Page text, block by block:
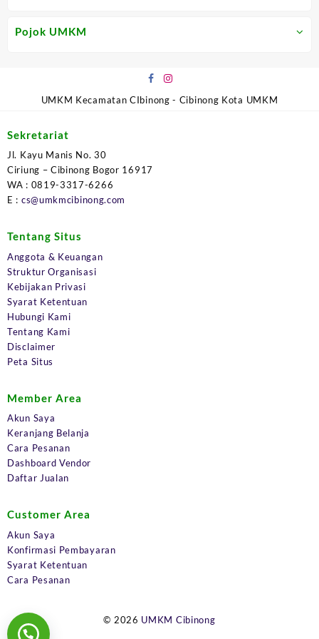
Pojok UMKM
UMKM Kecamatan CIbinong - Cibinong Kota UMKM
Sekretariat
Jl. Kayu Manis No. 30
Ciriung – Cibinong Bogor 16917
WA : 0819-3317-6266
E : cs@umkmcibinong.com
Tentang Situs
Anggota & Keuangan
Struktur Organisasi
Kebijakan Privasi
Syarat Ketentuan
Hubungi Kami
Tentang Kami
Disclaimer
Peta Situs
Member Area
Akun Saya
Keranjang Belanja
Cara Pesanan
Dashboard Vendor
Daftar Jualan
Customer Area
Akun Saya
Konfirmasi Pembayaran
Syarat Ketentuan
Cara Pesanan
© 2026 UMKM Cibinong